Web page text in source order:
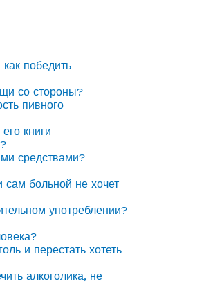
победить
со стороны?
пивного
книги
средствами?
сам больной не хочет
употреблении?
и перестать хотеть
алкоголика, не